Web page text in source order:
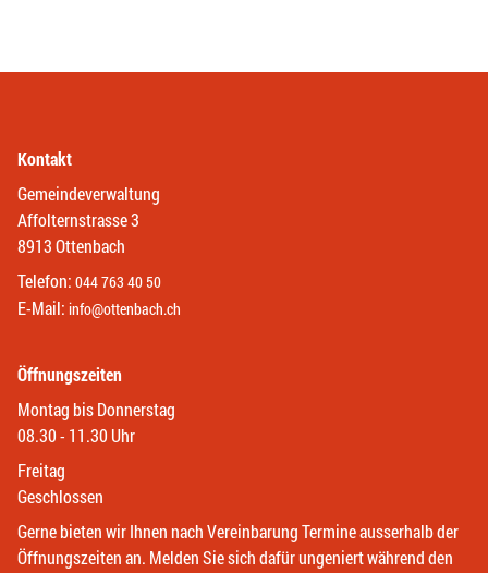
Kontakt
Gemeindeverwaltung
Affolternstrasse 3
8913 Ottenbach
Telefon: 044 763 40 50
E-Mail: info@ottenbach.ch
Öffnungszeiten
Montag bis Donnerstag
08.30 - 11.30 Uhr
Freitag
Geschlossen
Gerne bieten wir Ihnen nach Vereinbarung Termine ausserhalb der
Öffnungszeiten an. Melden Sie sich dafür ungeniert während den